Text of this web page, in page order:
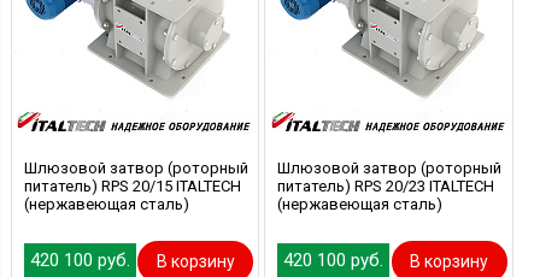
Шлюзовой затвор (роторный
питатель) RPS 20/15 ITALTECH
(нержавеющая сталь)
420 100 руб. В корзину
Шлюзовой затвор (роторный
питатель) RPS 20/23 ITALTECH
(нержавеющая сталь)
420 100 руб. В корзину